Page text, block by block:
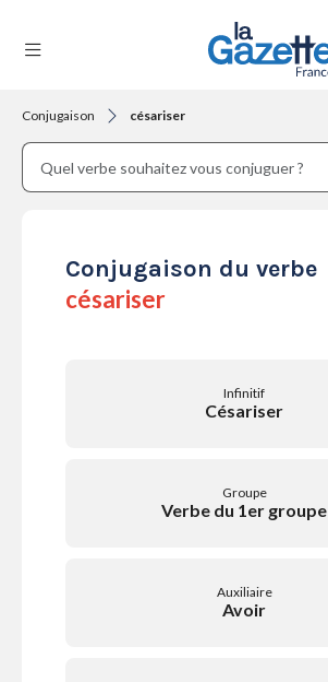
THÉMATIQUES
Conjugaison césariser
Conjugaison du verbe
césariser
Infinitif
Césariser
Groupe
Verbe du 1er groupe
Auxiliaire
Avoir